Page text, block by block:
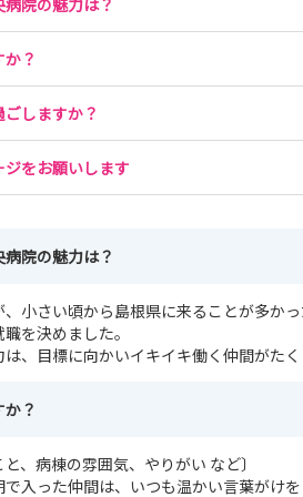
院の魅力は？
？
しますか？
をお願いします
院の魅力は？
小さい頃から島根県に来ることが多か
を決めました。
、目標に向かいイキイキ働く仲間がたく
？
、病棟の雰囲気、やりがい など〕
入った仲間は、いつも温かい言葉がけ